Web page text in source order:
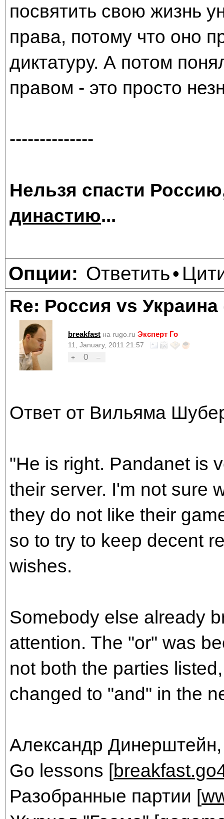
посвятить свою жизнь
права, потому что оно
диктатуру. А потом
правом - это просто
--------------
Нельзя спасти
династию...
Опции: Ответить•
Re: Россия vs
breakfast на rugo.ru Эксперт Го
11, January, 2011 21:57
+
0 –
Ответ от Вильяма
"He is right. Pandanet is
their server. I'm not sure
they do not like their
so to try to keep decent
wishes.
Somebody else already
attention. The "or" was
not both the parties
changed to "and" in the
Александр Динерштейн,
Go lessons [
Разобранные партии [